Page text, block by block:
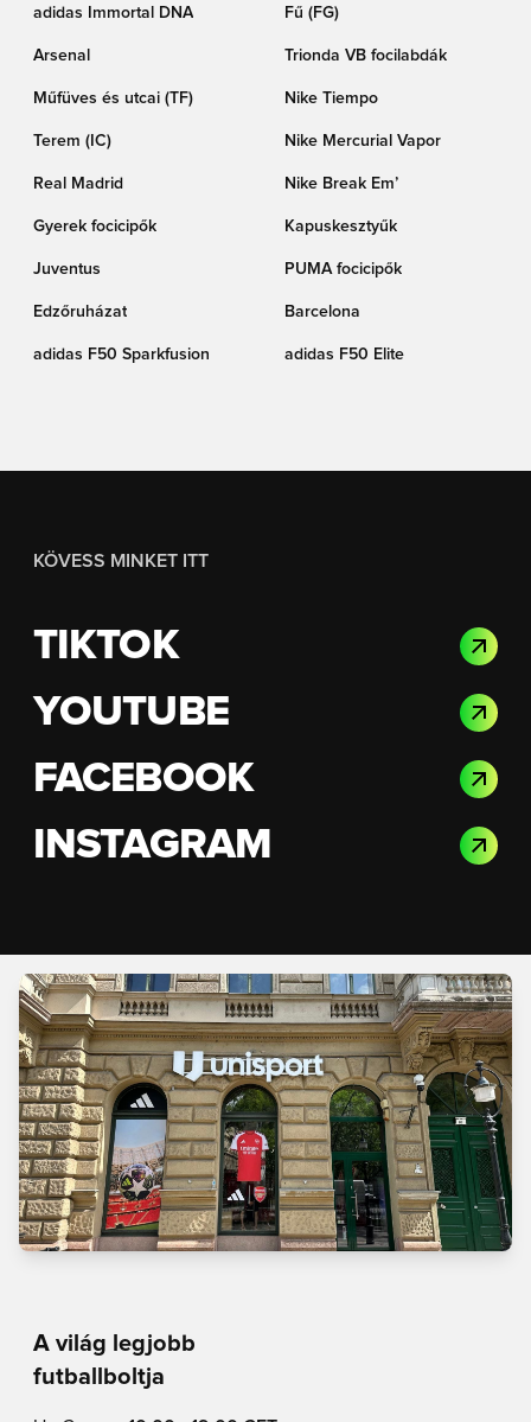
adidas Immortal DNA Fű (FG)
Arsenal Trionda VB focilabdák
Műfüves és utcai (TF) Nike Tiempo
Terem (IC) Nike Mercurial Vapor
Real Madrid Nike Break Em’
Gyerek focicipők Kapuskesztyűk
Juventus PUMA focicipők
Edzőruházat Barcelona
adidas F50 Sparkfusion adidas F50 Elite
KÖVESS MINKET ITT
TIKTOK
YOUTUBE
FACEBOOK
INSTAGRAM
A világ legjobb
futballboltja